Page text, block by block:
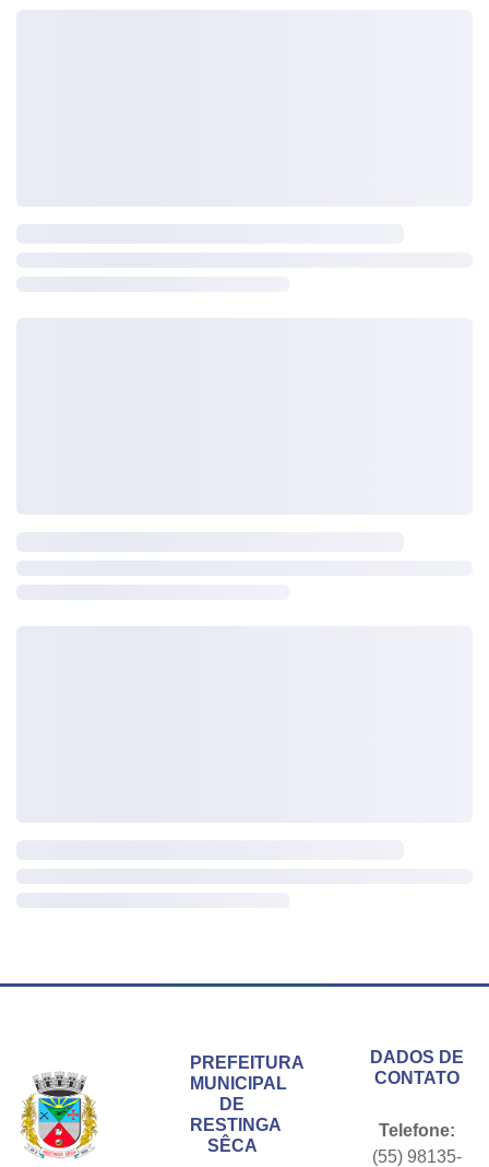
PREFEITURA
MUNICIPAL
DE
RESTINGA
SÊCA
DADOS DE
CONTATO
Telefone:
(55) 98135-